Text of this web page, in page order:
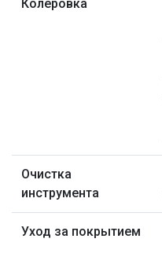
Колеровка
Очистка
инструмента
Уход за покрытием